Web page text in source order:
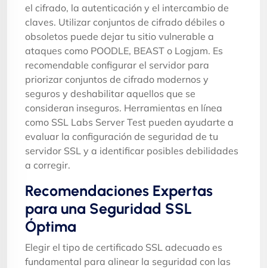
el cifrado, la autenticación y el intercambio de
claves. Utilizar conjuntos de cifrado débiles o
obsoletos puede dejar tu sitio vulnerable a
ataques como POODLE, BEAST o Logjam. Es
recomendable configurar el servidor para
priorizar conjuntos de cifrado modernos y
seguros y deshabilitar aquellos que se
consideran inseguros. Herramientas en línea
como SSL Labs Server Test pueden ayudarte a
evaluar la configuración de seguridad de tu
servidor SSL y a identificar posibles debilidades
a corregir.
Recomendaciones Expertas
para una Seguridad SSL
Óptima
Elegir el tipo de certificado SSL adecuado es
fundamental para alinear la seguridad con las